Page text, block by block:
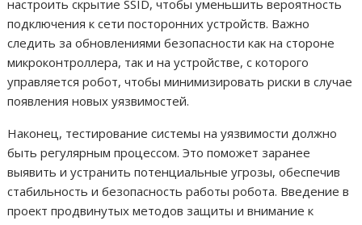
настроить скрытие SSID, чтобы уменьшить вероятность
подключения к сети посторонних устройств. Важно
следить за обновлениями безопасности как на стороне
микроконтроллера, так и на устройстве, с которого
управляется робот, чтобы минимизировать риски в случае
появления новых уязвимостей.
Наконец, тестирование системы на уязвимости должно
быть регулярным процессом. Это поможет заранее
выявить и устранить потенциальные угрозы, обеспечив
стабильность и безопасность работы робота. Введение в
проект продвинутых методов защиты и внимание к